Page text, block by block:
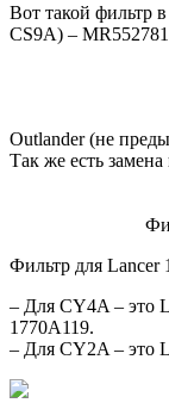
Вот такой фильтр
CS9A) –
Outlander (не
Так же есть
Фильтр для
– Для CY4A – это
1770A119.
– Для CY2A – это